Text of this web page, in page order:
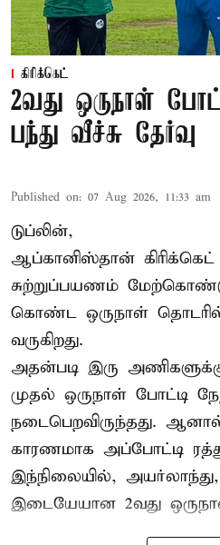
கிரிக்கெட்
2வது ஒருநாள்
பந்து வீச்சு தேர்வு
Published on: 07 Aug 2026, 11:33 am
டுப்லின்,
ஆப்கானிஸ்தான் கிரிக்கெட்
சுற்றுப்பயணம்
கொண்ட ஒருநாள்
வருகிறது.
அதன்படி இரு
முதல் ஒருநாள் போட்டி
நடைபெறவிருந்தது.
காரணமாக அப்போட்டி
இந்நிலையில்,
இடையேயான 2வது